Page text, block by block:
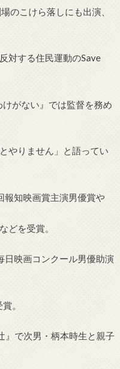
のこけら落しにも出演、
対する住民運動のSave
がない』では監督を務め
やりません」と語ってい
報知映画賞主演男優賞や
どを受賞。
映画コンクール男優助演
。
』で次男・柄本時生と親子